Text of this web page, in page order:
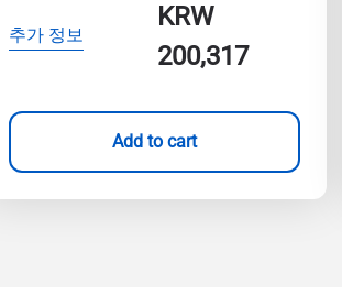
추가 정보
KRW
200,317
Add to cart